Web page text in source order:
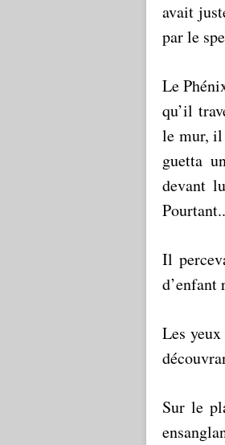
avait
par le
Le
qu’il
le mur, il
guetta
devant
Il
d’enfant
Les
Sur le